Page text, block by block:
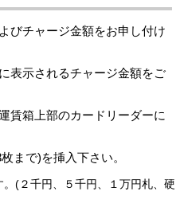
びチャージ金額をお申し付け
表示されるチャージ金額をご
賃箱上部のカードリーダーに
まで)を挿入下さい。
(２千円、５千円、１万円札、硬